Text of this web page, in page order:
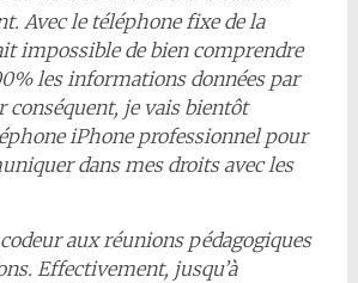
Avec le téléphone fixe de la
impossible de bien comprendre
les informations données par
conséquent, je vais bientôt
iPhone professionnel pour
dans mes droits avec les
codeur aux réunions pédagogiques
Effectivement, jusqu’à